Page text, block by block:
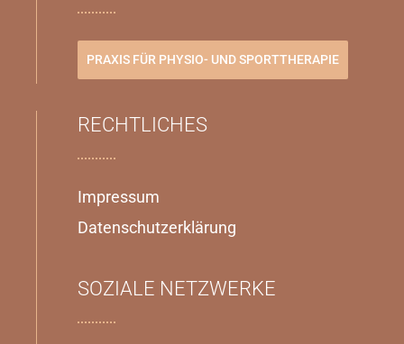
PRAXIS FÜR PHYSIO- UND SPORTTHERAPIE
RECHTLICHES
Impressum
Datenschutzerklärung
SOZIALE NETZWERKE